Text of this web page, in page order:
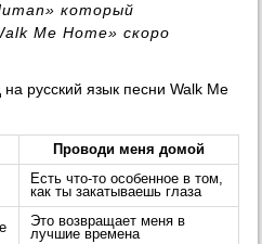
который
Me Home» скоро
русский язык песни Walk Me
Проводи меня домой
Есть что-то особенное в том,
как ты закатываешь глаза
Это возвращает меня в
лучшие времена